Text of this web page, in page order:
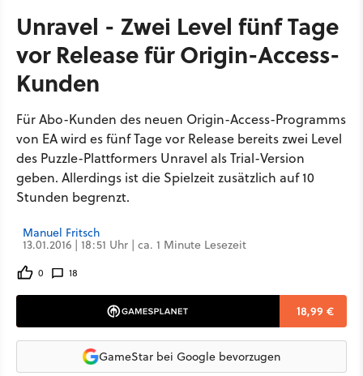
Unravel - Zwei Level fünf Tage
vor Release für Origin-Access-
Kunden
Für Abo-Kunden des neuen Origin-Access-Programms
von EA wird es fünf Tage vor Release bereits zwei Level
des Puzzle-Plattformers Unravel als Trial-Version
geben. Allerdings ist die Spielzeit zusätzlich auf 10
Stunden begrenzt.
Manuel Fritsch
13.01.2016 | 18:51 Uhr | ca. 1 Minute Lesezeit
0 18
18,99 €
GameStar bei Google bevorzugen